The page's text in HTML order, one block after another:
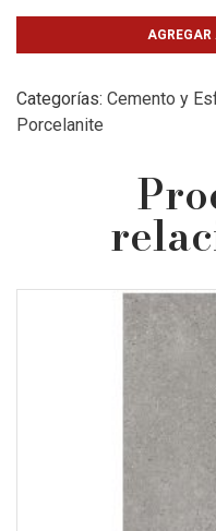
Categorías: Cemento y
Porcelanite